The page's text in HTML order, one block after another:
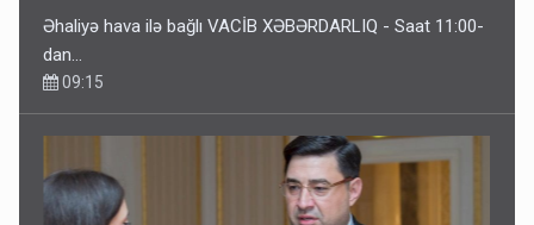
Əhaliyə hava ilə bağlı VACİB XƏBƏRDARLIQ - Saat 11:00-
dan…
09:15